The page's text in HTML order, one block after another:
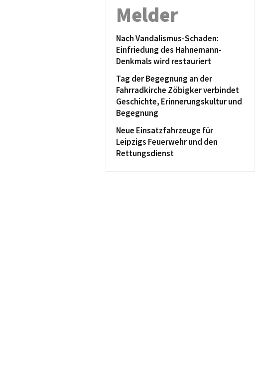
Melder
Nach Vandalismus-Schaden:
Einfriedung des Hahnemann-
Denkmals wird restauriert
Tag der Begegnung an der
Fahrradkirche Zöbigker verbindet
Geschichte, Erinnerungskultur und
Begegnung
Neue Einsatzfahrzeuge für
Leipzigs Feuerwehr und den
Rettungsdienst